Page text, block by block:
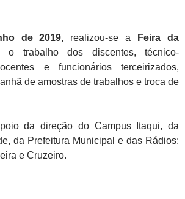
de 2019, realizou-se a
Feira da
o trabalho dos discentes, técnico-
e funcionários terceirizados,
de amostras de trabalhos e troca de
da direção do Campus Itaqui, da
da Prefeitura Municipal e das Rádios:
e Cruzeiro.